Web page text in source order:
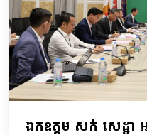
ឯកឧត្តម សក់ សេដ្ឋា